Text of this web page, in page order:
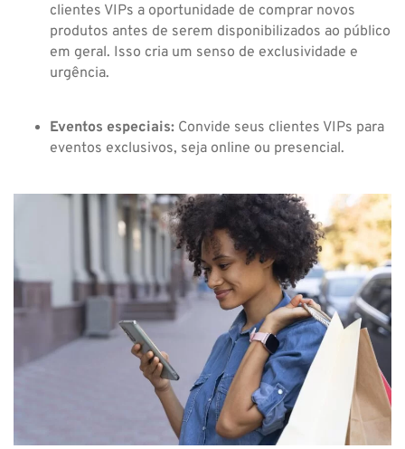
clientes VIPs a oportunidade de comprar novos
produtos antes de serem disponibilizados ao público
em geral. Isso cria um senso de exclusividade e
urgência.
Eventos especiais: Convide seus clientes VIPs para
eventos exclusivos, seja online ou presencial.